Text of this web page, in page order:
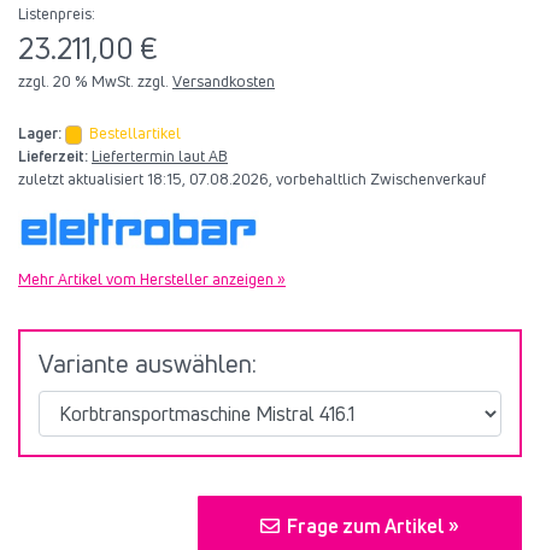
Listenpreis:
23.211,00 €
zzgl. 20 % MwSt. zzgl. Versandkosten
Lager:
Bestellartikel
Lieferzeit: Liefertermin laut AB
zuletzt aktualisiert 18:15, 07.08.2026, vorbehaltlich Zwischenverkauf
Mehr Artikel vom Hersteller anzeigen »
Variante auswählen:
Frage zum Artikel »